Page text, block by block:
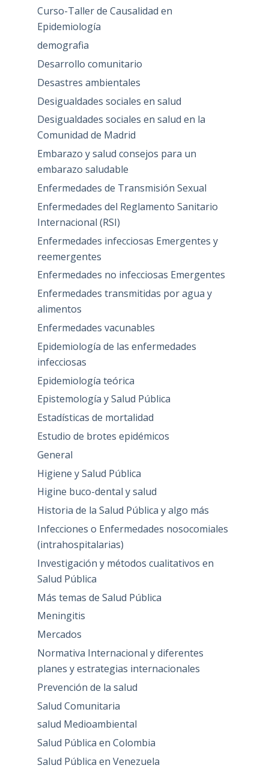
Curso-Taller de Causalidad en
Epidemiología
demografia
Desarrollo comunitario
Desastres ambientales
Desigualdades sociales en salud
Desigualdades sociales en salud en la
Comunidad de Madrid
Embarazo y salud consejos para un
embarazo saludable
Enfermedades de Transmisión Sexual
Enfermedades del Reglamento Sanitario
Internacional (RSI)
Enfermedades infecciosas Emergentes y
reemergentes
Enfermedades no infecciosas Emergentes
Enfermedades transmitidas por agua y
alimentos
Enfermedades vacunables
Epidemiología de las enfermedades
infecciosas
Epidemiología teórica
Epistemología y Salud Pública
Estadísticas de mortalidad
Estudio de brotes epidémicos
General
Higiene y Salud Pública
Higine buco-dental y salud
Historia de la Salud Pública y algo más
Infecciones o Enfermedades nosocomiales
(intrahospitalarias)
Investigación y métodos cualitativos en
Salud Pública
Más temas de Salud Pública
Meningitis
Mercados
Normativa Internacional y diferentes
planes y estrategias internacionales
Prevención de la salud
Salud Comunitaria
salud Medioambiental
Salud Pública en Colombia
Salud Pública en Venezuela